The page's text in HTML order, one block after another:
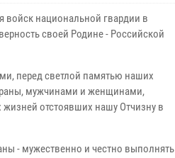
войск национальной гвардии в
своей Родине - Российской
перед светлой памятью наших
мужчинами и женщинами,
отстоявших нашу Отчизну в
- мужественно и честно выполнять